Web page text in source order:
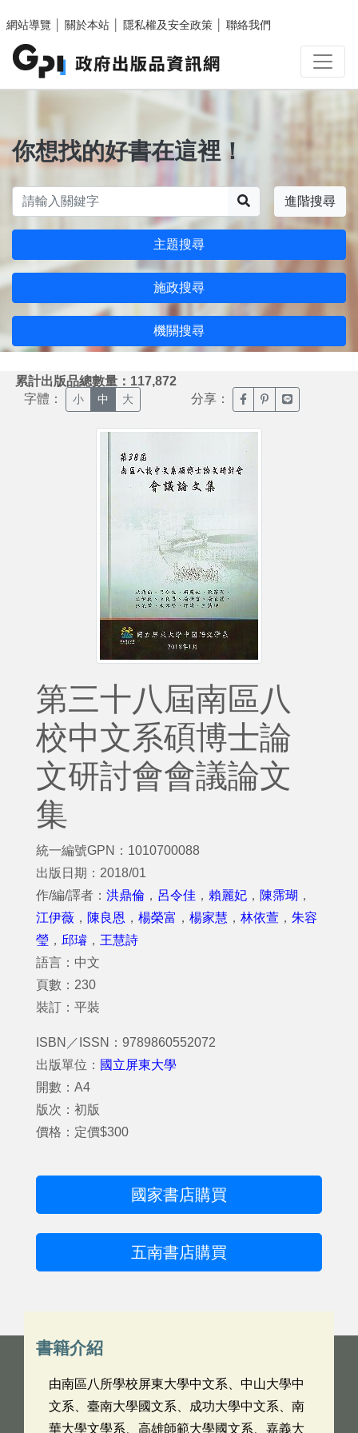
網站導覽
關於本站 隱私權及安全政策 聯絡我們
你想找的好書在這裡！
進階搜尋
主題搜尋
施政搜尋
機關搜尋
累計出版品總數量：117,872
字體： 小 中 大 分享： 臉書分享(另開新視窗)
噗浪分享(另開新
Line分享(另
第三十八屆南區八
校中文系碩博士論
文研討會會議論文
集
統一編號GPN：1010700088
出版日期：2018/01
作/編/譯者： 洪鼎倫 ， 呂令佳 ， 賴麗妃 ， 陳霈瑚 ，
江伊薇 ， 陳良恩 ， 楊榮富 ， 楊家慧 ， 林依萱 ， 朱容
瑩 ， 邱璿 ， 王慧詩
語言：中文
頁數：230
裝訂：平裝
ISBN／ISSN：9789860552072
出版單位： 國立屏東大學
開數：A4
版次：初版
價格：定價$300
國家書店購買
五南書店購買
書籍介紹
由南區八所學校屏東大學中文系、中山大學中
文系、臺南大學國文系、成功大學中文系、南
華大學文學系、高雄師範大學國文系、嘉義大